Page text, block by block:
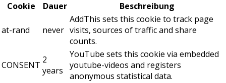
Cookie
Dauer Beschreibung
at-rand never
AddThis sets this cookie to track page
visits, sources of traffic and share
counts.
CONSENT 2
years
YouTube sets this cookie via embedded
youtube-videos and registers
anonymous statistical data.